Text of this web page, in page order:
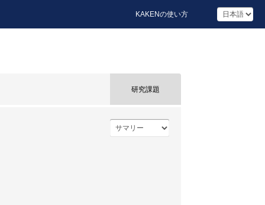
KAKENの使い方
研究課題